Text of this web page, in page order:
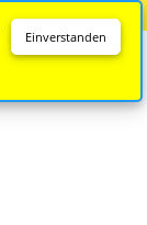
Einverstanden